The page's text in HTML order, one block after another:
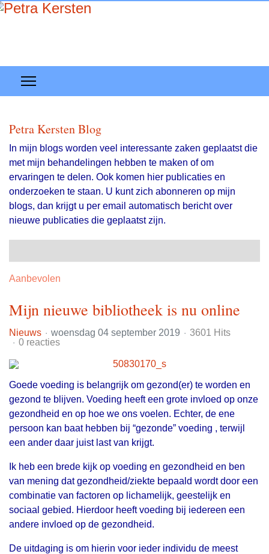
Petra Kersten Blog
In mijn blogs worden veel interessante zaken geplaatst die
met mijn behandelingen hebben te maken of om
ervaringen te delen. Ook komen hier publicaties en
onderzoeken te staan. U kunt zich abonneren op mijn
blogs, dan krijgt u per email automatisch bericht over
nieuwe publicaties die geplaatst zijn.
Aanbevolen
Mijn nieuwe bibliotheek is nu online
Nieuws woensdag 04 september 2019
3601 Hits
0 reacties
Goede voeding is belangrijk om gezond(er) te worden en
gezond te blijven. Voeding heeft een grote invloed op onze
gezondheid en op hoe we ons voelen. Echter, de ene
persoon kan baat hebben bij “gezonde” voeding , terwijl
een ander daar juist last van krijgt.
Ik heb een brede kijk op voeding en gezondheid en ben
van mening dat gezondheid/ziekte bepaald wordt door een
combinatie van factoren op lichamelijk, geestelijk en
sociaal gebied. Hierdoor heeft voeding bij iedereen een
andere invloed op de gezondheid.
De uitdaging is om hierin voor ieder individu de meest